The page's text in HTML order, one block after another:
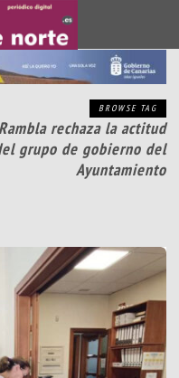
BROWSE TAG
rechaza la actitud
grupo de gobierno del
Ayuntamiento